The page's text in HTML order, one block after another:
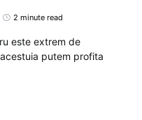
2 minute read
este extrem de
putem profita